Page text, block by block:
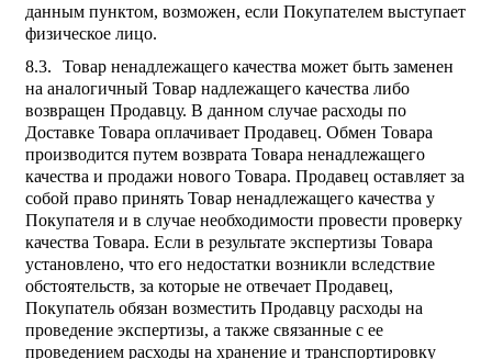
данным пунктом, возможен, если Покупателем выступает
физическое лицо.
Товар ненадлежащего качества может быть заменен
на аналогичный Товар надлежащего качества либо
возвращен Продавцу. В данном случае расходы по
Доставке Товара оплачивает Продавец. Обмен Товара
производится путем возврата Товара ненадлежащего
качества и продажи нового Товара. Продавец оставляет за
собой право принять Товар ненадлежащего качества у
Покупателя и в случае необходимости провести проверку
качества Товара. Если в результате экспертизы Товара
установлено, что его недостатки возникли вследствие
обстоятельств, за которые не отвечает Продавец,
Покупатель обязан возместить Продавцу расходы на
проведение экспертизы, а также связанные с ее
проведением расходы на хранение и транспортировку